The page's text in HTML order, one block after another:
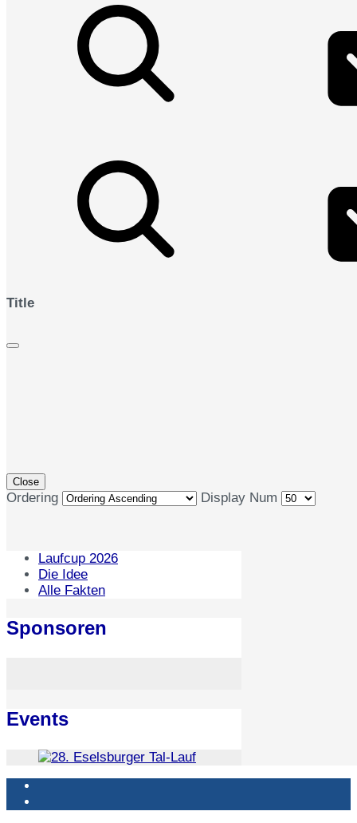
Title
Close
Ordering Display Num
Laufcup 2026
Die Idee
Alle Fakten
Sponsoren
Events